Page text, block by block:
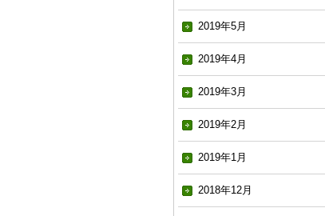
2019年5月
2019年4月
2019年3月
2019年2月
2019年1月
2018年12月